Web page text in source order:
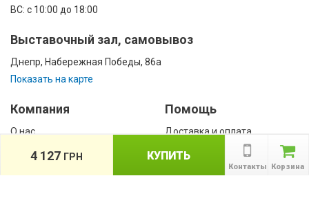
ВС: с 10:00 до 18:00
Выставочный зал, самовывоз
Днепр, Набережная Победы, 86а
Показать на карте
Компания
О нас
Помощь
Доставка и оплата
Корзина
Контакты
КУПИТЬ
4 127 ГРН